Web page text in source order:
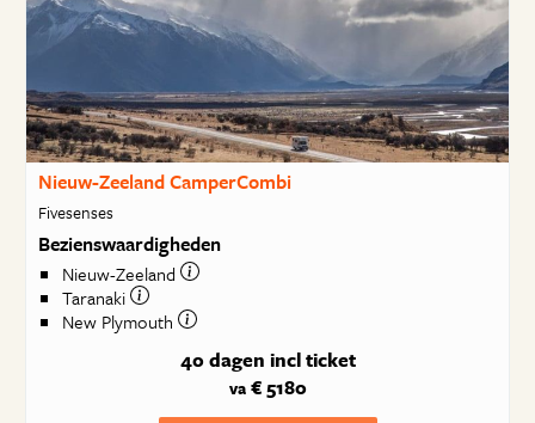
Nieuw-Zeeland CamperCombi
Fivesenses
Bezienswaardigheden
Nieuw-Zeeland
Taranaki
New Plymouth
40 dagen incl ticket
va€ 5180